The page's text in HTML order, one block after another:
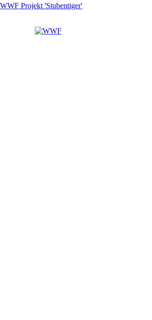
WWF Projekt 'Stubentiger'